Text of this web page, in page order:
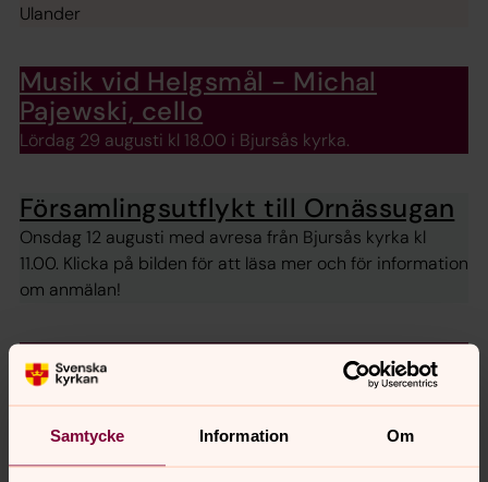
Samtycke Information Om
Ulander
Musik vid Helgsmål - Michal
Pajewski, cello
Lördag 29 augusti kl 18.00 i Bjursås kyrka.
Församlingsutflykt till Ornässugan
Onsdag 12 augusti med avresa från Bjursås kyrka kl
11.00. Klicka på bilden för att läsa mer och för information
om anmälan!
Blomsterfonden - I stället för en
blomma
Blomsterfond kan du hjälpa både familjer, föreningar och
äldre i Bjursås och Sågmyra. Nu kan du även swisha din